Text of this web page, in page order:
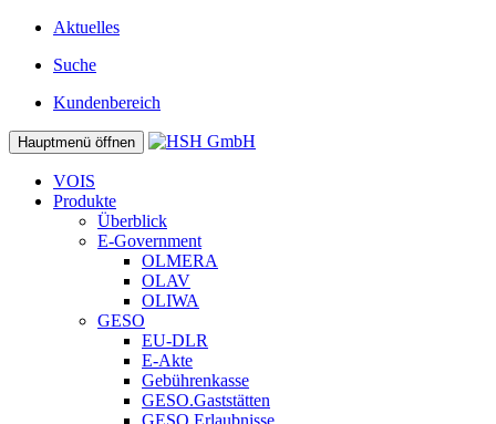
Aktuelles
Suche
Kundenbereich
Hauptmenü öffnen
VOIS
Produkte
Überblick
E-Government
OLMERA
OLAV
OLIWA
GESO
EU-DLR
E-Akte
Gebührenkasse
GESO.Gaststätten
GESO.Erlaubnisse